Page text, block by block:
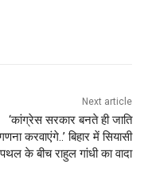
Next article
‘कांग्रेस सरकार बनते ही जाति
करवाएंगे..’ बिहार में सियासी
के बीच राहुल गांधी का वादा